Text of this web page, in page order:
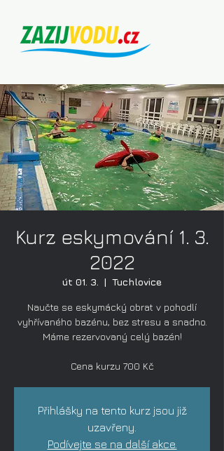
Kurz eskymování 1. 3.
2022
út 01. 3.
  |
Tuchlovice
Naučte se eskymácký obrat v pohodlí
vyhřívaného bazénu, bez stresu a snadno.
Máme rezervovaný celý bazén!
Cena kurzu 700 Kč
Přihlášky na tento kurz jsou již
uzavřeny.
Podívejte se na další akce.